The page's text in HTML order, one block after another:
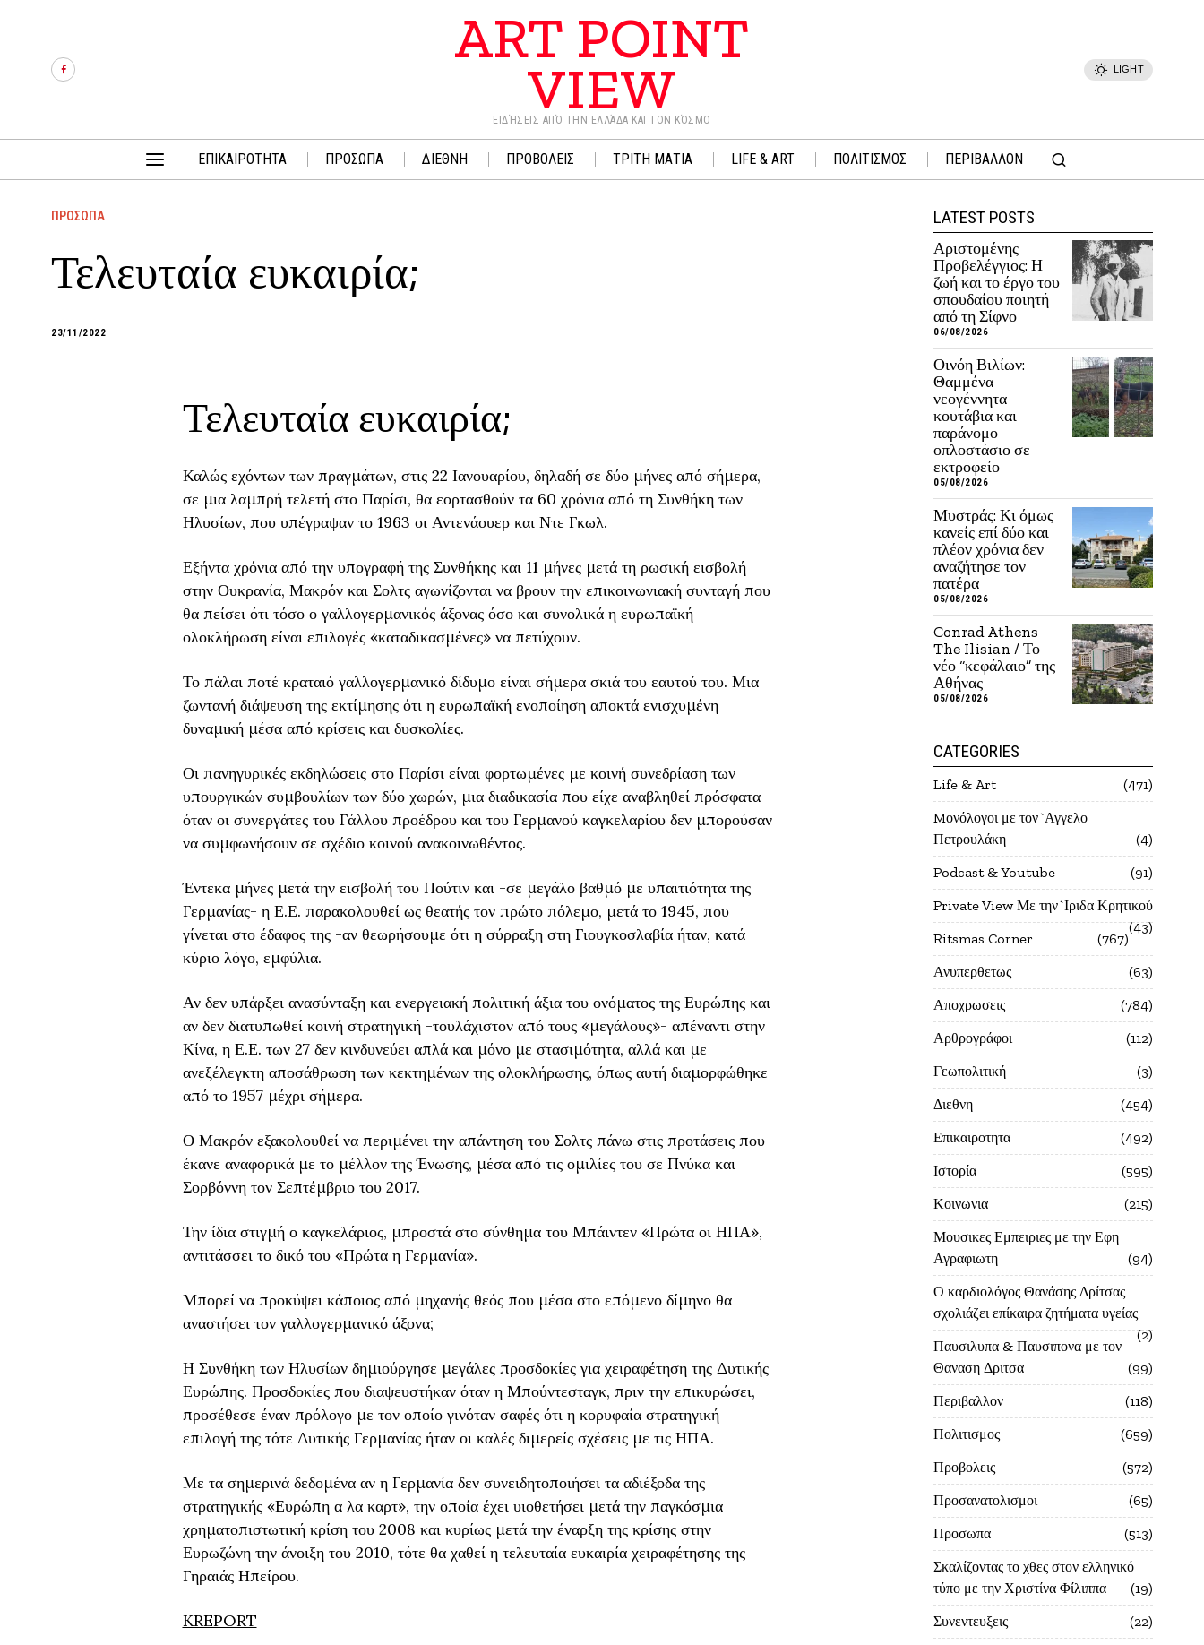
ART POINT
VIEW
ΕΙΔΉΣΕΙΣ ΑΠΌ ΤΗΝ ΕΛΛΆΔΑ ΚΑΙ ΤΟΝ ΚΌΣΜΟ
LIGHT
ΕΠΙΚΑΙΡΟΤΗΤΑ ΠΡΟΣΩΠΑ ΔΙΕΘΝΗ ΠΡΟΒΟΛΕΙΣ ΤΡΙΤΗ ΜΑΤΙΑ LIFE & ART ΠΟΛΙΤΙΣΜΟΣ ΠΕΡΙΒΑΛΛΟΝ
ΠΡΟΣΩΠΑ
Τελευταία ευκαιρία;
23/11/2022
Τελευταία ευκαιρία;
Καλώς εχόντων των πραγμάτων, στις 22 Ιανουαρίου, δηλαδή σε δύο μήνες από σήμερα,
σε μια λαμπρή τελετή στο Παρίσι, θα εορτασθούν τα 60 χρόνια από τη Συνθήκη των
Ηλυσίων, που υπέγραψαν το 1963 οι Αντενάουερ και Ντε Γκωλ.
Εξήντα χρόνια από την υπογραφή της Συνθήκης και 11 μήνες μετά τη ρωσική εισβολή
στην Ουκρανία, Μακρόν και Σολτς αγωνίζονται να βρουν την επικοινωνιακή συνταγή που
θα πείσει ότι τόσο ο γαλλογερμανικός άξονας όσο και συνολικά η ευρωπαϊκή
ολοκλήρωση είναι επιλογές «καταδικασμένες» να πετύχουν.
Το πάλαι ποτέ κραταιό γαλλογερμανικό δίδυμο είναι σήμερα σκιά του εαυτού του. Μια
ζωντανή διάψευση της εκτίμησης ότι η ευρωπαϊκή ενοποίηση αποκτά ενισχυμένη
δυναμική μέσα από κρίσεις και δυσκολίες.
Οι πανηγυρικές εκδηλώσεις στο Παρίσι είναι φορτωμένες με κοινή συνεδρίαση των
υπουργικών συμβουλίων των δύο χωρών, μια διαδικασία που είχε αναβληθεί πρόσφατα
όταν οι συνεργάτες του Γάλλου προέδρου και του Γερμανού καγκελαρίου δεν μπορούσαν
να συμφωνήσουν σε σχέδιο κοινού ανακοινωθέντος.
Έντεκα μήνες μετά την εισβολή του Πούτιν και -σε μεγάλο βαθμό με υπαιτιότητα της
Γερμανίας- η Ε.Ε. παρακολουθεί ως θεατής τον πρώτο πόλεμο, μετά το 1945, που
γίνεται στο έδαφος της -αν θεωρήσουμε ότι η σύρραξη στη Γιουγκοσλαβία ήταν, κατά
κύριο λόγο, εμφύλια.
Αν δεν υπάρξει ανασύνταξη και ενεργειακή πολιτική άξια του ονόματος της Ευρώπης και
αν δεν διατυπωθεί κοινή στρατηγική -τουλάχιστον από τους «μεγάλους»- απέναντι στην
Κίνα, η Ε.Ε. των 27 δεν κινδυνεύει απλά και μόνο με στασιμότητα, αλλά και με
ανεξέλεγκτη αποσάθρωση των κεκτημένων της ολοκλήρωσης, όπως αυτή διαμορφώθηκε
από το 1957 μέχρι σήμερα.
Ο Μακρόν εξακολουθεί να περιμένει την απάντηση του Σολτς πάνω στις προτάσεις που
έκανε αναφορικά με το μέλλον της Ένωσης, μέσα από τις ομιλίες του σε Πνύκα και
Σορβόννη τον Σεπτέμβριο του 2017.
Την ίδια στιγμή ο καγκελάριος, μπροστά στο σύνθημα του Μπάιντεν «Πρώτα οι ΗΠΑ»,
αντιτάσσει το δικό του «Πρώτα η Γερμανία».
Μπορεί να προκύψει κάποιος από μηχανής θεός που μέσα στο επόμενο δίμηνο θα
αναστήσει τον γαλλογερμανικό άξονα;
Η Συνθήκη των Ηλυσίων δημιούργησε μεγάλες προσδοκίες για χειραφέτηση της Δυτικής
Ευρώπης. Προσδοκίες που διαψευστήκαν όταν η Μπούντεσταγκ, πριν την επικυρώσει,
προσέθεσε έναν πρόλογο με τον οποίο γινόταν σαφές ότι η κορυφαία στρατηγική
επιλογή της τότε Δυτικής Γερμανίας ήταν οι καλές διμερείς σχέσεις με τις ΗΠΑ.
Με τα σημερινά δεδομένα αν η Γερμανία δεν συνειδητοποιήσει τα αδιέξοδα της
στρατηγικής «Ευρώπη α λα καρτ», την οποία έχει υιοθετήσει μετά την παγκόσμια
χρηματοπιστωτική κρίση του 2008 και κυρίως μετά την έναρξη της κρίσης στην
Ευρωζώνη την άνοιξη του 2010, τότε θα χαθεί η τελευταία ευκαιρία χειραφέτησης της
Γηραιάς Ηπείρου.
KREPORT
LATEST POSTS
Αριστομένης
Προβελέγγιος: Η
ζωή και το έργο του
σπουδαίου ποιητή
από τη Σίφνο
06/08/2026
Οινόη Βιλίων:
Θαμμένα
νεογέννητα
κουτάβια και
παράνομο
οπλοστάσιο σε
εκτροφείο
05/08/2026
Μυστράς: Κι όμως
κανείς επί δύο και
πλέον χρόνια δεν
αναζήτησε τον
πατέρα
05/08/2026
Conrad Athens
The Ilisian / Το
νέο “κεφάλαιο” της
Αθήνας
05/08/2026
CATEGORIES
Life & Art
471
Mονόλογοι με τον`Αγγελο
Πετρουλάκη
4
Podcast & Youtube
91
Private View Με την`Ιριδα Κρητικού
43
Ritsmas Corner
767
Ανυπερθετως
63
Αποχρωσεις
784
Αρθρογράφοι
112
Γεωπολιτική
3
Διεθνη
454
Επικαιροτητα
492
Ιστορία
595
Κοινωνια
215
Μουσικες Εμπειριες με την Εφη
Αγραφιωτη
94
Ο καρδιολόγος Θανάσης Δρίτσας
σχολιάζει επίκαιρα ζητήματα υγείας
2
Παυσιλυπα & Παυσιπονα με τον
Θαναση Δριτσα
99
Περιβαλλον
118
Πολιτισμος
659
Προβολεις
572
Προσανατολισμοι
65
Προσωπα
513
Σκαλίζοντας το χθες στον ελληνικό
τύπο με την Χριστίνα Φίλιππα
19
Συνεντευξεις
22